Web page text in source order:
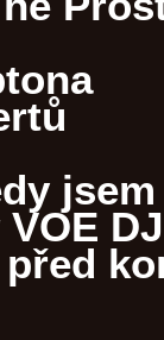
jsem